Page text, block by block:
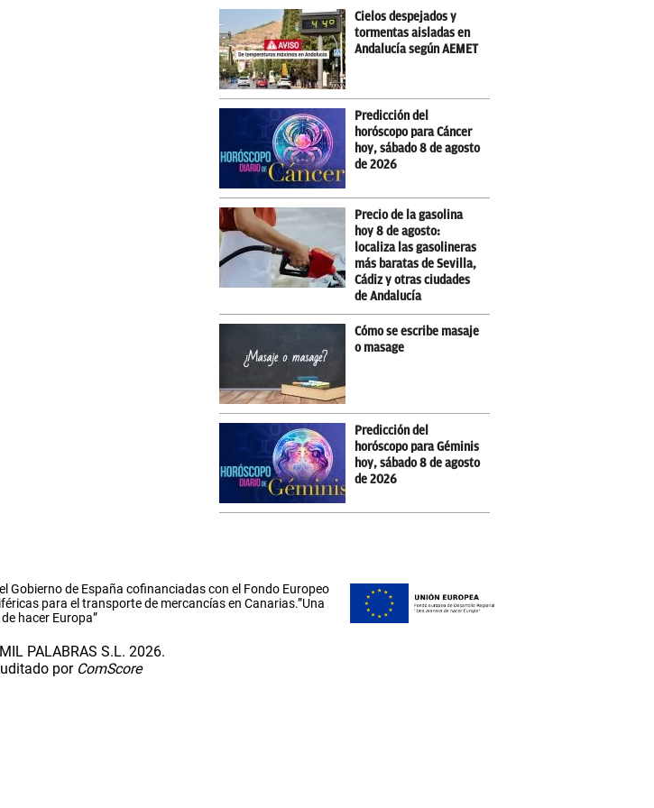
Cielos despejados y
tormentas aisladas en
Andalucía según AEMET
Predicción del
horóscopo para Cáncer
hoy, sábado 8 de agosto
de 2026
Precio de la gasolina
hoy 8 de agosto:
localiza las gasolineras
más baratas de Sevilla,
Cádiz y otras ciudades
de Andalucía
Cómo se escribe masaje
o masage
Predicción del
horóscopo para Géminis
hoy, sábado 8 de agosto
de 2026
Gobierno de España cofinanciadas con el Fondo Europeo
para el transporte de mercancías en Canarias.”Una
hacer Europa”
PALABRAS S.L. 2026.
por ComScore